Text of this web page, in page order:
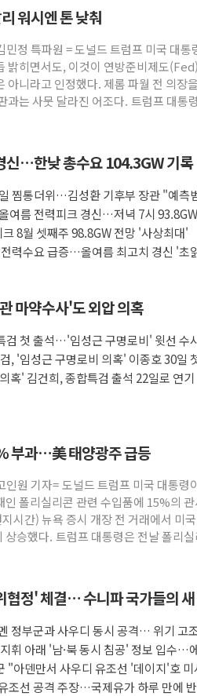
음 100년 밑거름…수도권 집중 완
동산 2차 회의' 주재… "전폭적 공
관세 15% 부과…美 태양광주 급등
만남
위독…곧 사망해도 놀랍지 않아"
규모 400MW 태양광 착공…여의
상승에 소폭 하락...금융주 낙폭 커
글 역풍에 "정부정책 아냐" 해명
...경북동해안권 8~9일 최대
'공동방위협정' 체결… 수니파 국가
워시엔 톤 낮춰
정 특파원 = 도널드 트럼프 미국 대통
밝히면서도, 이것이 연방준비제도
아니라고 인정했다. 제롬 파월 전 의장
과는 사뭇 달라진 어조다. 트럼프 대통
신…한낮 총수요 104.3GW 기록
찜통더위…김성환 기후부 장관 "예측
"여름 전력피크 경신…저녁 7시
8월 셋째주 98.8GW 전망 '사상최대'
력수요 급증…올여름 최고치 경신 '초
마약수사'도 외압 의혹
검 첫 출석…'임성근 구명로비' 윗선 수
, '임성근 구명로비 의혹' 이종호 30일
혹' 김건희, 종합특검 출석 22일로 연기
부과…美 태양광주 급등
인원 기자= 도널드 트럼프 미국 대통령
인 폴리실리콘 관련 수입품에 15%의
시간) 뉴욕 증시 개장 전 거래에서 미
상승했다. 트럼프 대통령은 전날 폴리
협정' 체결… 수니파 국가들의
정부군과 사우디 동시 공격… 위기 고
고휘 아래 '남·북 동시 침공' 정보 입수…
"아덴만서 사우디 유조선 '데이지'호 미
조선 공격 주장…국제유가 하루 만에